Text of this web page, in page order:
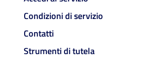
Condizioni di servizio
Contatti
Strumenti di tutela